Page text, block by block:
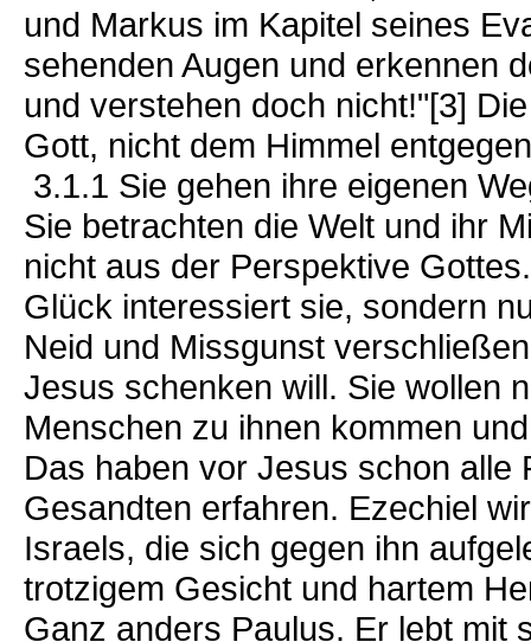
und Markus im Kapitel seines
sehenden Augen und erkennen
und verstehen doch nicht!"[3]
Gott, nicht dem Himmel
3.1.1 Sie gehen ihre eigenen
Sie betrachten die Welt und ihr
nicht aus der Perspektive
Glück interessiert sie, sondern
Neid und Missgunst
Jesus schenken will. Sie wollen
Menschen zu ihnen kommen
Das haben vor Jesus schon alle
Gesandten erfahren. Ezechiel
Israels, die sich gegen ihn
trotzigem Gesicht und hartem
Ganz anders Paulus. Er lebt mit